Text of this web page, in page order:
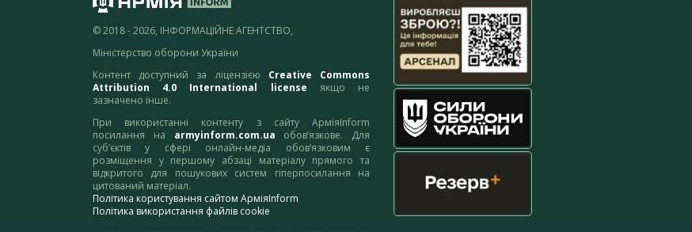
© 2018 - 2026, ІНФОРМАЦІЙНЕ АГЕНТСТВО,
Міністерство оборони України
Контент доступний за ліцензією Creative Commons
Attribution 4.0 International license якщо не
зазначено інше.
При використанні контенту з сайту АрміяInform
посилання на armyinform.com.ua обов’язкове. Для
суб’єктів у сфері онлайн-медіа обов’язковим є
розміщення у першому абзаці матеріалу прямого та
відкритого для пошукових систем гіперпосилання на
цитований матеріал.
Політика користування сайтом АрміяInform
Політика використання файлів cookie